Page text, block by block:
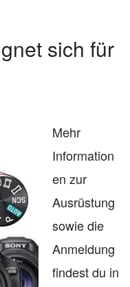
sich für
Mehr
Information
en zur
Ausrüstung
sowie die
Anmeldung
findest du in